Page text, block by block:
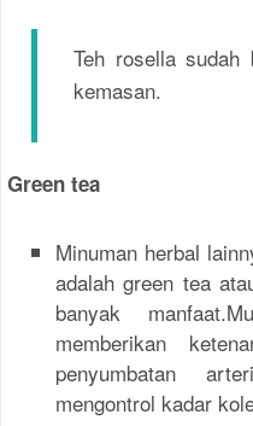
Teh rosella sudah
kemasan.
Green tea
Minuman herbal
adalah green tea
banyak
memberikan
penyumbatan
mengontrol kadar